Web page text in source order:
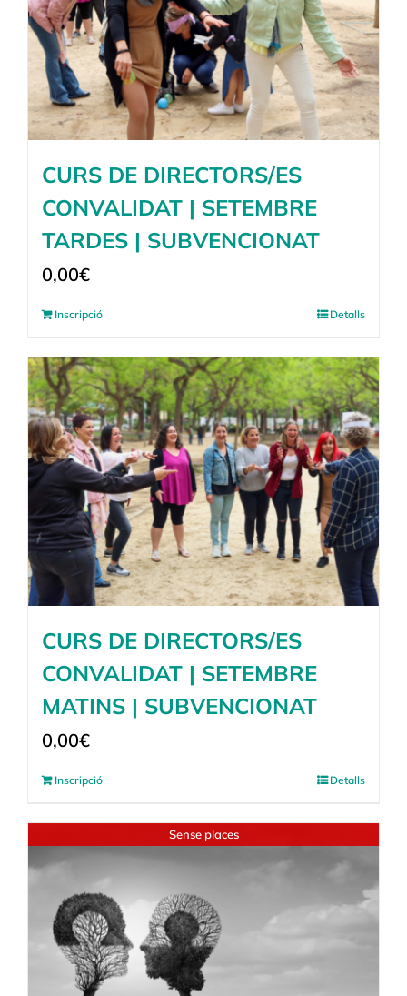
CURS DE DIRECTORS/ES
CONVALIDAT | SETEMBRE
TARDES | SUBVENCIONAT
0,00€
Inscripció Detalls
CURS DE DIRECTORS/ES
CONVALIDAT | SETEMBRE
MATINS | SUBVENCIONAT
0,00€
Inscripció Detalls
Sense places